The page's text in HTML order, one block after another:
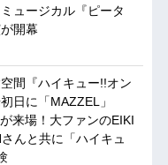
ュージカル『ピータ
開幕
間『ハイキュー!!オン
日に「MAZZEL」
来場！大ファンのEIKI
んと共に「ハイキュ